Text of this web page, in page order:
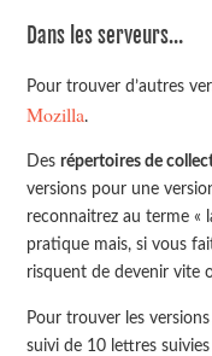
Dans les serveurs…
Pour trouver d’autres
Mozilla.
Desrépertoires de
versions pour une
reconnaitrez au terme «
pratique mais, si vous
risquent de devenir vite
Pour trouver les
suivi de 10 lettres